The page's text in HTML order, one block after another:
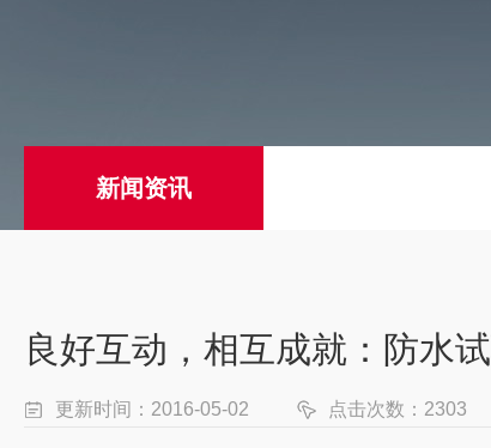
新闻资讯
良好互动，相互成就：防水
更新时间：2016-05-02 点击次数：2303